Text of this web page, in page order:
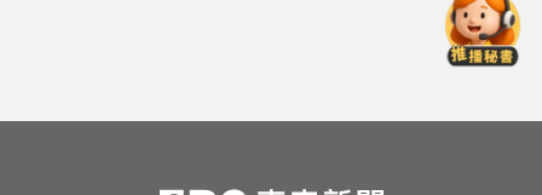
「扭曲變形」男駕駛受困亡
台指期夜盤狂飆736點 專家揭反彈